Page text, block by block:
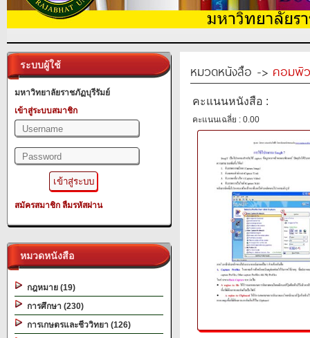
ระบบผู้ใช้
มหาวิทยาลัยราชภัฏบุรีรัมย์
เข้าสู่ระบบสมาชิก
สมัครสมาชิก ลืมรหัสผ่าน
หมวดหนังสือ
กฎหมาย (19)
การศึกษา (230)
การเกษตรและชีววิทยา (126)
หมวดหนังสือ -> คอมพิ
คะแนนหนังสือ :
คะแนนเฉลี่ย : 0.00